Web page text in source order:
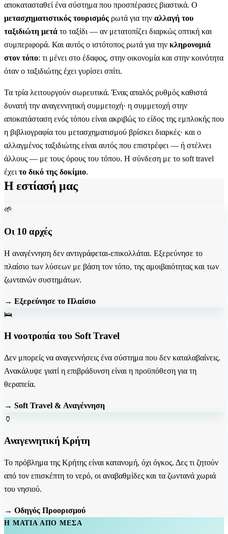
αποκατασταθεί ένα σύστημα που προσπέρασες βιαστικά. Ο
μετασχηματιστικός τουρισμός ρωτά για την αλλαγή του
ταξιδιώτη μετά το ταξίδι — αν μετατοπίζει διαρκώς οπτική και
συμπεριφορά. Και αυτός ο ιστότοπος ρωτά για την κληρονομιά
στον τόπο: τι μένει στο έδαφος, στην οικονομία και στην κοινότητα
όταν ο ταξιδιώτης έχει γυρίσει σπίτι.
Τα τρία λειτουργούν σωρευτικά. Ένας απαλός ρυθμός καθιστά
δυνατή την αναγεννητική συμμετοχή· η συμμετοχή στην
αποκατάσταση ενός τόπου είναι ακριβώς το είδος της εμπλοκής που
η βιβλιογραφία του μετασχηματισμού βρίσκει διαρκές· και ο
αλλαγμένος ταξιδιώτης είναι αυτός που επιστρέφει — ή στέλνει
άλλους — με τους όρους του τόπου. Η σύνδεση με το soft travel
έχει το δικό της δοκίμιο.
Η εστίασή μας
🌱
Οι 10 αρχές
Η αναγέννηση δεν αντιγράφεται-επικολλάται. Εξερεύνησε το
πλαίσιο των λύσεων με βάση τον τόπο, της αμοιβαιότητας και των
ζωντανών συστημάτων.
→ Εξερεύνησε το Πλαίσιο
🛌
Η νοοτροπία του Soft Travel
Δεν μπορείς να αναγεννήσεις ένα σύστημα που δεν καταλαβαίνεις.
Ανακάλυψε γιατί η επιβράδυνση είναι η προϋπόθεση για τη
θεραπεία.
→ Soft Travel & Αναγέννηση
🏺
Αναγεννητική Κρήτη
Το πρόβλημα της Κρήτης είναι κατανομή, όχι όγκος. Δες τι ζητούν
από τον επισκέπτη το νερό, οι αναβαθμίδες και τα ζωντανά χωριά
του νησιού.
→ Οδηγός Προορισμού
Η ΜΑΤΙΆ ΑΠΌ ΜΈΣΑ